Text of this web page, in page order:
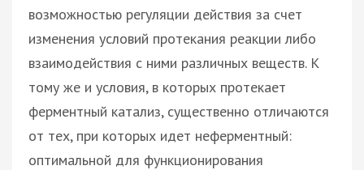
возможностью регуляции действия за счет
изменения условий протекания реакции либо
взаимодействия с ними различных веществ. К
тому же и условия, в которых протекает
ферментный катализ, существенно отличаются
от тех, при которых идет неферментный:
оптимальной для функционирования